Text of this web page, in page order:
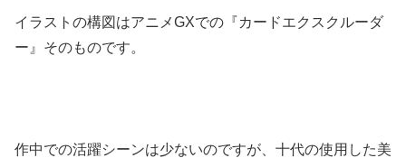
イラストの構図はアニメGXでの『カードエクスクルーダ
ー』そのものです。
作中での活躍シーンは少ないのですが、十代の使用した美